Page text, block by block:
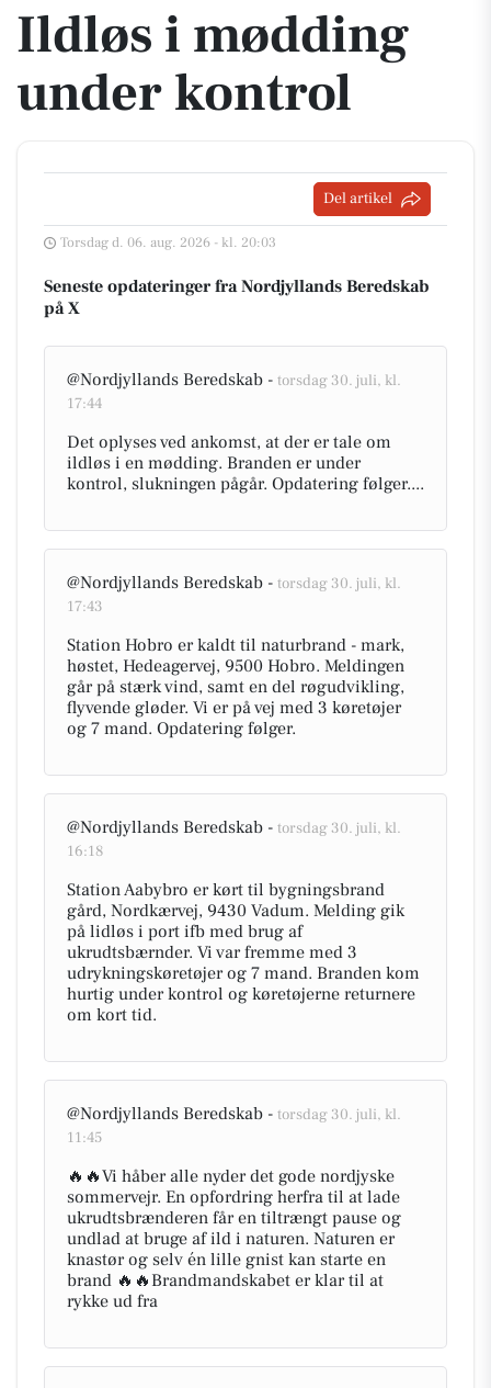
Ildløs i mødding
under kontrol
Del artikel
Torsdag d. 06. aug. 2026 - kl. 20:03
Seneste opdateringer fra Nordjyllands Beredskab
på X
@Nordjyllands Beredskab - torsdag 30. juli, kl.
17:44
Det oplyses ved ankomst, at der er tale om
ildløs i en mødding. Branden er under
kontrol, slukningen pågår. Opdatering følger....
@Nordjyllands Beredskab - torsdag 30. juli, kl.
17:43
Station Hobro er kaldt til naturbrand - mark,
høstet, Hedeagervej, 9500 Hobro. Meldingen
går på stærk vind, samt en del røgudvikling,
flyvende gløder. Vi er på vej med 3 køretøjer
og 7 mand. Opdatering følger.
@Nordjyllands Beredskab - torsdag 30. juli, kl.
16:18
Station Aabybro er kørt til bygningsbrand
gård, Nordkærvej, 9430 Vadum. Melding gik
på lidløs i port ifb med brug af
ukrudtsbærnder. Vi var fremme med 3
udrykningskøretøjer og 7 mand. Branden kom
hurtig under kontrol og køretøjerne returnere
om kort tid.
@Nordjyllands Beredskab - torsdag 30. juli, kl.
11:45
🔥🔥Vi håber alle nyder det gode nordjyske
sommervejr. En opfordring herfra til at lade
ukrudtsbrænderen får en tiltrængt pause og
undlad at bruge af ild i naturen. Naturen er
knastør og selv én lille gnist kan starte en
brand 🔥🔥Brandmandskabet er klar til at
rykke ud fra